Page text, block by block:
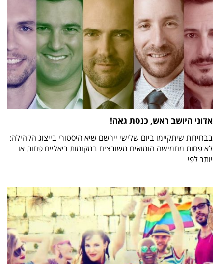
אדוני היושב ראש, כנסת גאה!
בבחירות שיתקיימו ביום שלישי יירשם שיא היסטורי בייצוג הקהילה:
לא פחות מחמישה הומואים משובצים במקומות ריאליים פחות או
יותר לפי